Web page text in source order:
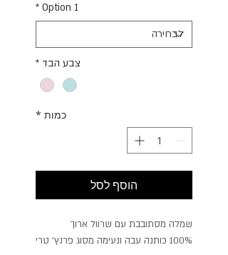
Option 1
*
צבע הבד *
כמות *
הוסף לסל
שמלה מסתובבת עם שרוול ארוך
100% כותנה עבה ונעימה מסוג פרנץ' טרי